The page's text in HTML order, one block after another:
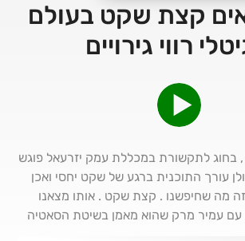
קצת שקט בעולם
רווי גירויים
לתקשורת במכללת עמק יזרעאל פוגש
עורך התוכנית ברגע של שקט יחסי ואכן
מה שחיפשנו . קצת שקט . אותו מצאנו
עמיר מרק שהוא מאמן בשיטת הסאטיה